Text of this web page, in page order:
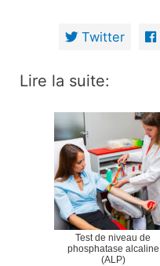
Twitter
Lire la suite:
Test de niveau de
phosphatase alcaline
(ALP)